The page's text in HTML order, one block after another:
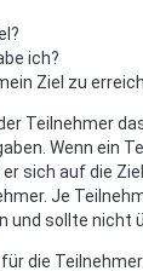
ich?
Ziel zu
Teilnehmer
Wenn ein
sich auf die
Je
und sollte nicht
für die